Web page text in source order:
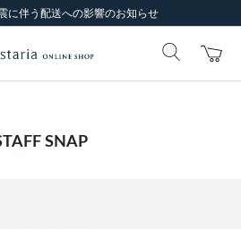
に伴う配送への影響のお知らせ
SNAP